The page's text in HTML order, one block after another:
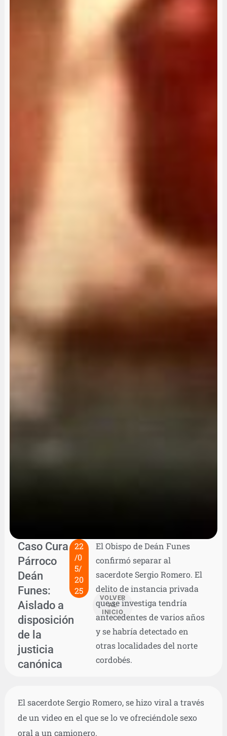
Caso Cura
Párroco
Deán
Funes:
Aislado a
disposición
de la
justicia
canónica
22
/0
5/
20
25
VOLVER
AL
INICIO
El Obispo de Deán Funes
confirmó separar al
sacerdote Sergio Romero. El
delito de instancia privada
que se investiga tendría
antecedentes de varios años
y se habría detectado en
otras localidades del norte
cordobés.
El sacerdote Sergio Romero, se hizo viral a través
de un video en el que se lo ve ofreciéndole sexo
oral a un camionero.